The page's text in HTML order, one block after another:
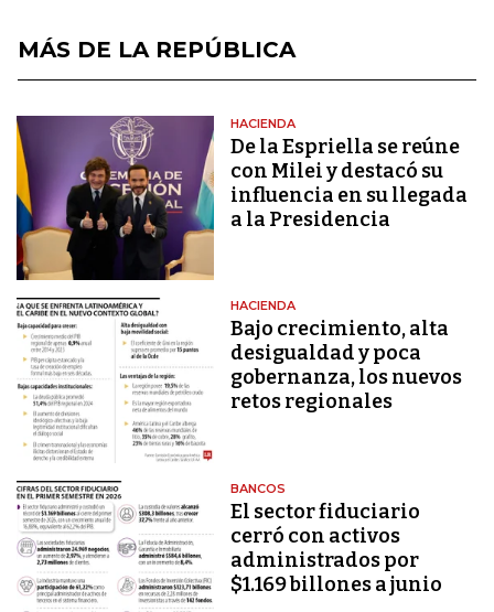
MÁS DE LA REPÚBLICA
HACIENDA
De la Espriella se reúne
con Milei y destacó su
influencia en su llegada
a la Presidencia
HACIENDA
Bajo crecimiento, alta
desigualdad y poca
gobernanza, los nuevos
retos regionales
BANCOS
El sector fiduciario
cerró con activos
administrados por
$1.169 billones a junio